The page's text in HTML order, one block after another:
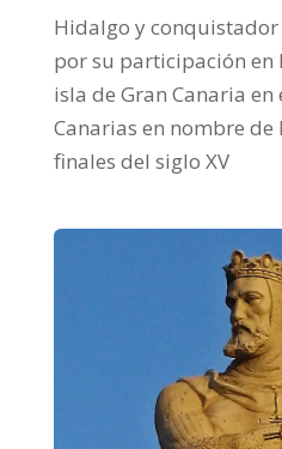
Hidalgo y
por su participación en
isla de Gran Canaria
Canarias en nombre de
finales del siglo XV